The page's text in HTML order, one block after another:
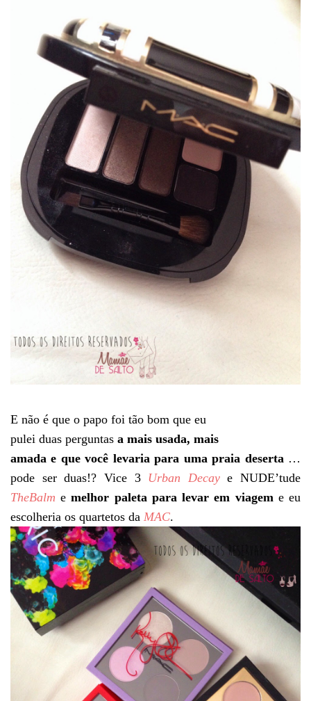
E não é que o papo foi tão bom que eu
pulei duas perguntas a mais usada, mais
amada e que você levaria para uma praia deserta…
pode ser duas!? Vice 3 Urban Decaye NUDE’tude
TheBalmemelhor paleta para levar em viageme eu
escolheria os quartetos da MAC.